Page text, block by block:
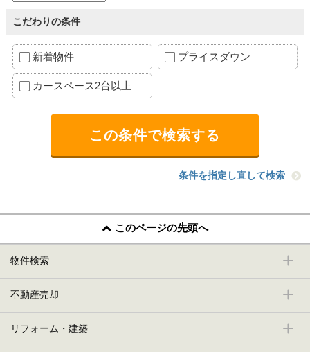
こだわりの条件
新着物件 プライスダウン
カースペース2台以上
条件を指定し直して検索
このページの先頭へ
物件検索
不動産売却
リフォーム・建築